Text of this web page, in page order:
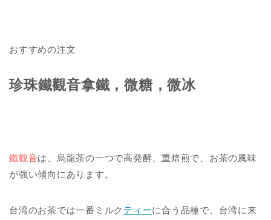
おすすめの注文
珍珠鐵觀音拿鐵，微糖，微冰
鐵觀音は、烏龍茶の一つで高発酵、重焙煎で、お茶の風味
が強い傾向にあります。
台湾のお茶では一番ミルク ティーに合う品種で、台湾に来